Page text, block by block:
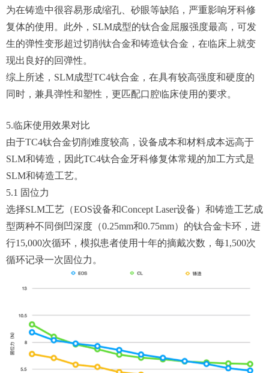
为在铸造中很容易形成缩孔、砂眼等缺陷，严重影响牙科修
复体的使用。此外，SLM成型的钛合金屈服强度最高，可发
生的弹性变形超过切削钛合金和铸造钛合金，在临床上就变
现出良好的回弹性。
综上所述，SLM成型TC4钛合金，在具有较高强度和硬度的
同时，兼具弹性和塑性，更匹配口腔临床使用的要求。
5.临床使用效果对比
由于TC4钛合金切削难度较高，设备成本和材料成本远高于
SLM和铸造，因此TC4钛合金牙科修复体常规的加工方式是
SLM和铸造工艺。
5.1 固位力
选择SLM工艺（EOS设备和Concept Laser设备）和铸造工艺成
型两种不同倒凹深度（0.25mm和0.75mm）的钛合金卡环，进
行15,000次循环，模拟患者使用十年的摘戴次数，每1,500次
循环记录一次固位力。